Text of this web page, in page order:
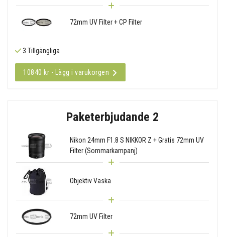
72mm UV Filter + CP Filter
3 Tillgängliga
10840 kr - Lägg i varukorgen
Paketerbjudande 2
Nikon 24mm F1.8 S NIKKOR Z + Gratis 72mm UV
Filter (Sommarkampanj)
Objektiv Väska
72mm UV Filter